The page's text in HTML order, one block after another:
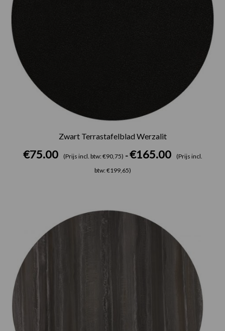
Zwart Terrastafelblad Werzalit
€75.00 (Prijs incl. btw: €90,75) - €165.00
(Prijs incl.
btw: €199,65)
Prijsklasse:
€75.00